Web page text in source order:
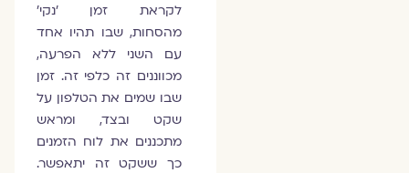
לקראת זמן 'נקי'
מהסחות, שבו תהיו אחד
עם השני ללא הפרעה,
מכווננים זה כלפי זה. זמן
שבו שמים את הטלפון על
שקט ובצד, ומראש
מתכננים את לוח הזמנים
כך ששקט זה יתאפשר.